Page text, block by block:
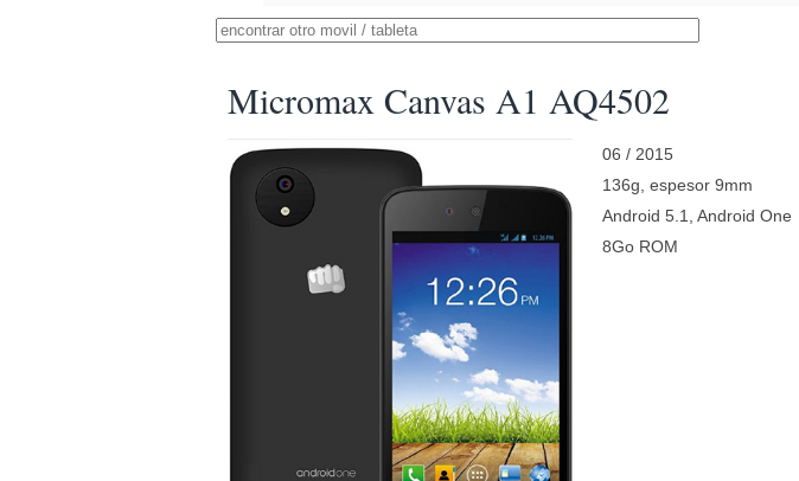
Micromax Canvas A1 AQ4502
06 / 2015
136g, espesor 9mm
Android 5.1, Android One
8Go ROM